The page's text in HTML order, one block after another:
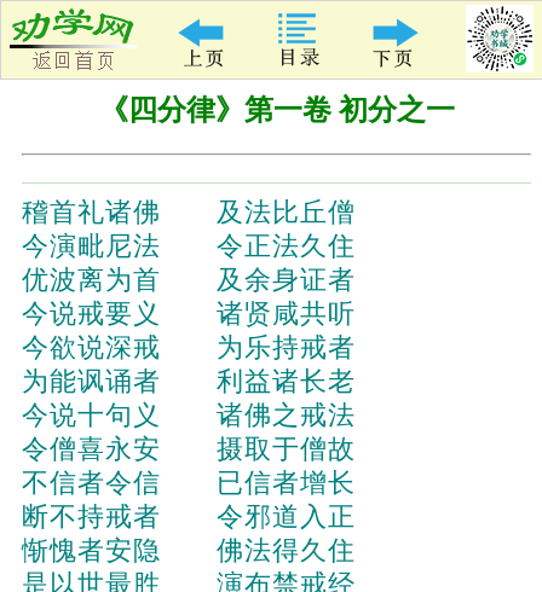
《四分律》第一卷 初分之一
稽首礼诸佛 及法比丘僧
今演毗尼法 令正法久住
优波离为首 及余身证者
今说戒要义 诸贤咸共听
今欲说深戒 为乐持戒者
为能讽诵者 利益诸长老
今说十句义 诸佛之戒法
令僧喜永安 摄取于僧故
不信者令信 已信者增长
断不持戒者 令邪道入正
惭愧者安隐 佛法得久住
是以世最胜 演布禁戒经